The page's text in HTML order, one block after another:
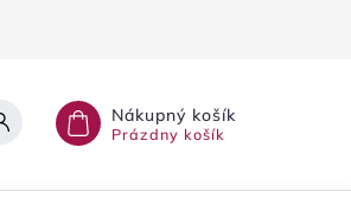
Nákupný košík
Prázdny košík